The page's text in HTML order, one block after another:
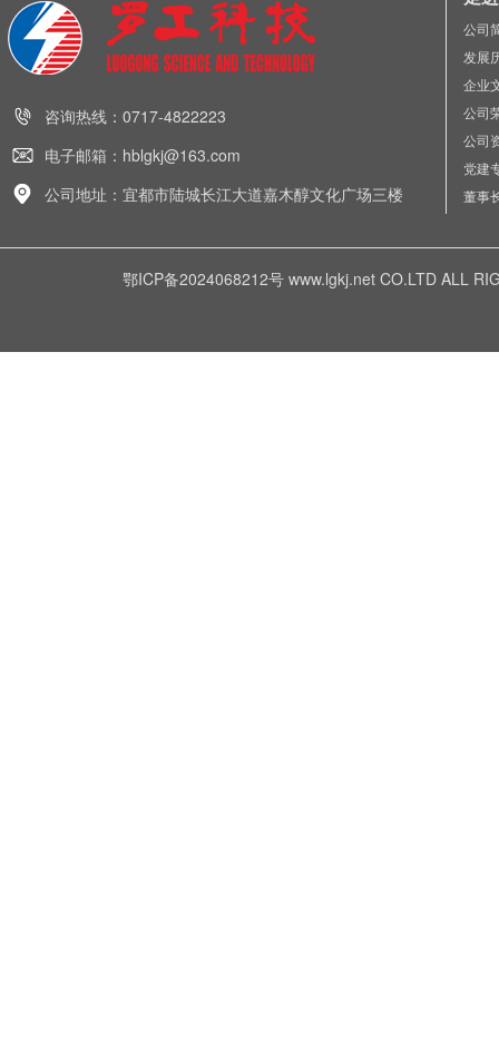
咨询热线：0717-4822223
电子邮箱：hblgkj@163.com
公司地址：宜都市陆城长江大道嘉木醇文化广场三楼
公司
发展
企业
公司
公司
党建
董事
鄂ICP备2024068212号 www.lgkj.net CO.LTD ALL